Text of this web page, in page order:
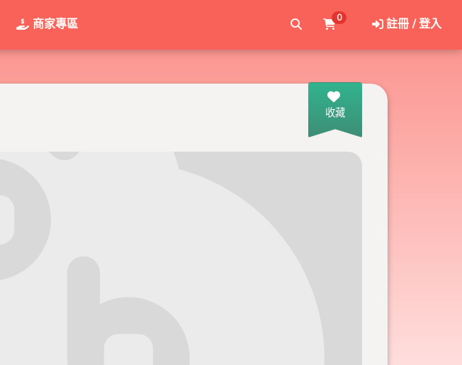
商家專區 0 註冊 / 登入
收藏